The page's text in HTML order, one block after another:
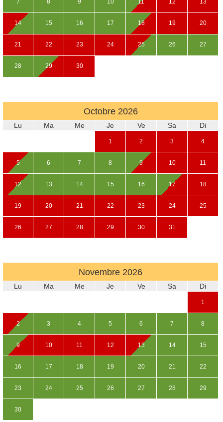
7 8 9 10 11 12 13
14 15 16 17 18 19 20
21 22 23 24 25 26 27
28 29 30
Octobre 2026
Lu Ma Me Je Ve Sa Di
1 2 3 4
5 6 7 8 9 10 11
12 13 14 15 16 17 18
19 20 21 22 23 24 25
26 27 28 29 30 31
Novembre 2026
Lu Ma Me Je Ve Sa Di
1
2 3 4 5 6 7 8
9 10 11 12 13 14 15
16 17 18 19 20 21 22
23 24 25 26 27 28 29
30